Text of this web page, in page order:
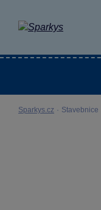
Sparkys.cz · Stavebnice